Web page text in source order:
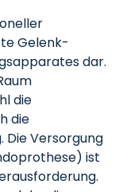
Gelenk-
dar.
die
die
Die Versorgung
ist